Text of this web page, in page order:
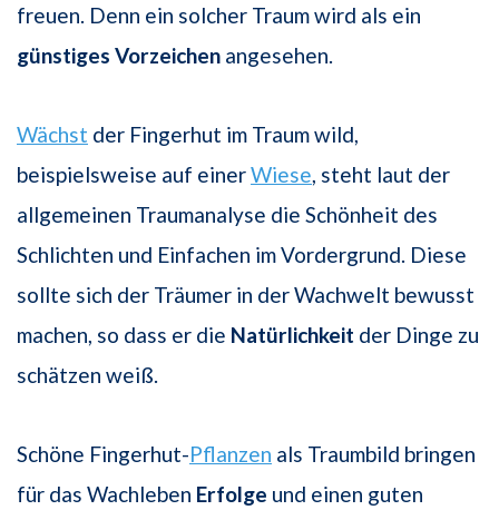
freuen. Denn ein solcher Traum wird als ein
günstiges Vorzeichen angesehen.
Wächst der Fingerhut im Traum wild,
beispielsweise auf einerWiese , steht laut der
allgemeinen Traumanalyse die Schönheit des
Schlichten und Einfachen im Vordergrund. Diese
sollte sich der Träumer in der Wachwelt bewusst
machen, so dass er die Natürlichkeit der Dinge zu
schätzen weiß.
Schöne Fingerhut-Pflanzen als Traumbild bringen
für das Wachleben Erfolge und einen guten